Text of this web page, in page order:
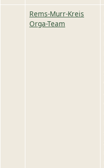
Rems-Murr-Kreis
Orga-Team